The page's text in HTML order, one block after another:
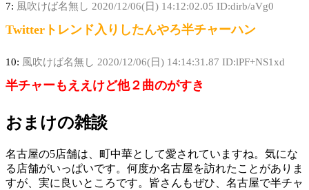
7: 風吹けば名無し 2020/12/06(日) 14:12:02.05 ID:dirb/aVg0
Twitterトレンド入りしたんやろ半チャーハン
10: 風吹けば名無し 2020/12/06(日) 14:14:31.87 ID:lPF+NS1xd
半チャーもええけど他２曲のがすき
おまけの雑談
名古屋の5店舗は、町中華として愛されていますね。気にな
る店舗がいっぱいです。何度か名古屋を訪れたことがありま
すが、実に良いところです。皆さんもぜひ、名古屋で半チャ